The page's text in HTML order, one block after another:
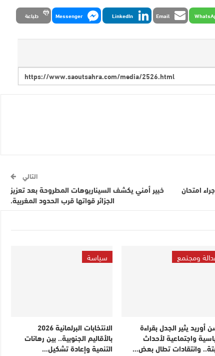
Email
LinkedIn
Messenger طباعة
امتحان
التالي
خبير أمني يكشف السيناريوهات المطروحة بعد تعزيز
الجزائر قواتها قرب الحدود المغربية.
ومجتمع
أوريد يثير الجدل بقراءة
واجتماعية لأحداث
وانتقادات تطال بعض…
سياسة
الانتخابات البرلمانية 2026
بالأقاليم الجنوبية.. بين رهانات
التنمية وإعادة تشكيل…